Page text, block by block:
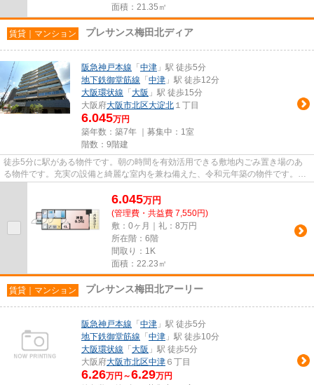
面積：21.35㎡
賃貸｜マンション プレサンス梅田北ディア
阪急神戸本線 「 中津 」駅 徒歩5分
地下鉄御堂筋線 「 中津 」駅 徒歩12分
大阪環状線 「 大阪 」駅 徒歩15分
大阪府大阪市北区大淀北 １丁目
6.045万円
築年数：築7年 ｜募集中： 1室
階数：9階建
徒歩5分に駅がある物件です。朝の時間を有効活用できる敷地内ごみ置き場のあ
る物件です。充実の設備と綺麗な室内を兼ね備えた、令和元年築の物件です。こ
6.045万円
(管理費・共益費 7,550円)
敷：0ヶ月｜礼：8万円
所在階：6階
間取り：1K
面積：22.23㎡
賃貸｜マンション プレサンス梅田北アーリー
阪急神戸本線 「 中津 」駅 徒歩5分
地下鉄御堂筋線 「 中津 」駅 徒歩10分
大阪環状線 「 大阪 」駅 徒歩5分
大阪府大阪市北区中津 ６丁目
6.26万円～6.29万円